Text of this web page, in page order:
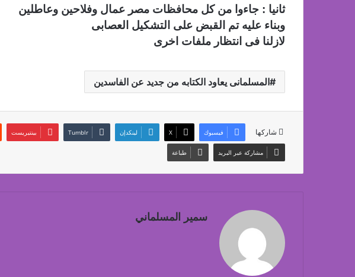
ثانيا : جاءوا من كل محافظات مصر عمال وفلاحين وعاطلين
وبناء عليه تم القبض على التشكيل العصابى
لازلنا فى انتظار ملفات اخرى
المسلمانى يعاود الكتابه من جديد عن الفاسدين
شاركها فيسبوك ‫X لينكدإن بينتيريست
مشاركة عبر البريد طباعة
سمير المسلماني